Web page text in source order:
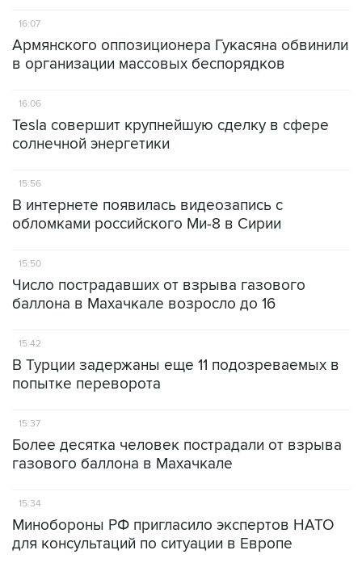
16:07
Армянского оппозиционера Гукасяна обвинили
в организации массовых беспорядков
16:06
Tesla совершит крупнейшую сделку в сфере
солнечной энергетики
15:56
В интернете появилась видеозапись с
обломками российского Ми-8 в Сирии
15:50
Число пострадавших от взрыва газового
баллона в Махачкале возросло до 16
15:42
В Турции задержаны еще 11 подозреваемых в
попытке переворота
15:37
Более десятка человек пострадали от взрыва
газового баллона в Махачкале
15:34
Минобороны РФ пригласило экспертов НАТО
для консультаций по ситуации в Европе